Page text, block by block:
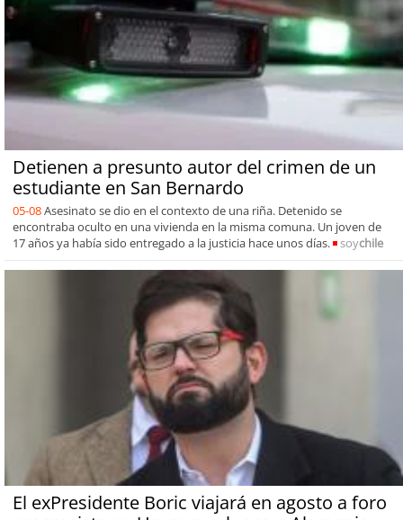
Detienen a presunto autor del crimen de un
estudiante en San Bernardo
05-08Asesinato se dio en el contexto de una riña. Detenido se
encontraba oculto en una vivienda en la misma comuna. Un joven de
17 años ya había sido entregado a la justicia hace unos días.
soychile
El exPresidente Boric viajará en agosto a foro